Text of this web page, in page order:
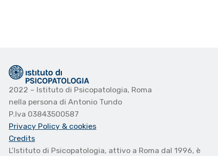
2022 – Istituto di Psicopatologia, Roma
nella persona di Antonio Tundo
P.Iva 03843500587
Privacy Policy & cookies
Credits
L’Istituto di Psicopatologia, attivo a Roma dal 1996, è